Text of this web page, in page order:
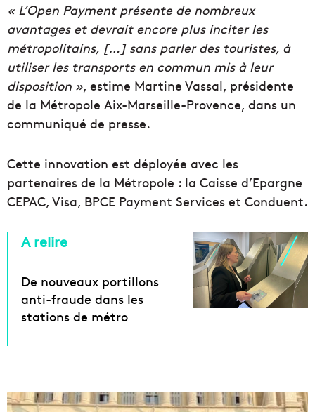
« L’Open Payment présente de nombreux
avantages et devrait encore plus inciter les
métropolitains, […] sans parler des touristes, à
utiliser les transports en commun mis à leur
disposition », estime Martine Vassal, présidente
de la Métropole Aix-Marseille-Provence, dans un
communiqué de presse.
Cette innovation est déployée avec les
partenaires de la Métropole : la Caisse d’Epargne
CEPAC, Visa, BPCE Payment Services et Conduent.
A relire
De nouveaux portillons
anti-fraude dans les
stations de métro
À